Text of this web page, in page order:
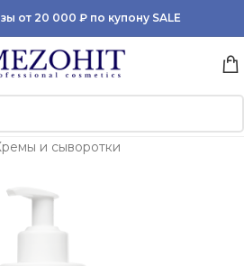
от 20 000 ₽ по купону SALE
и сыворотки